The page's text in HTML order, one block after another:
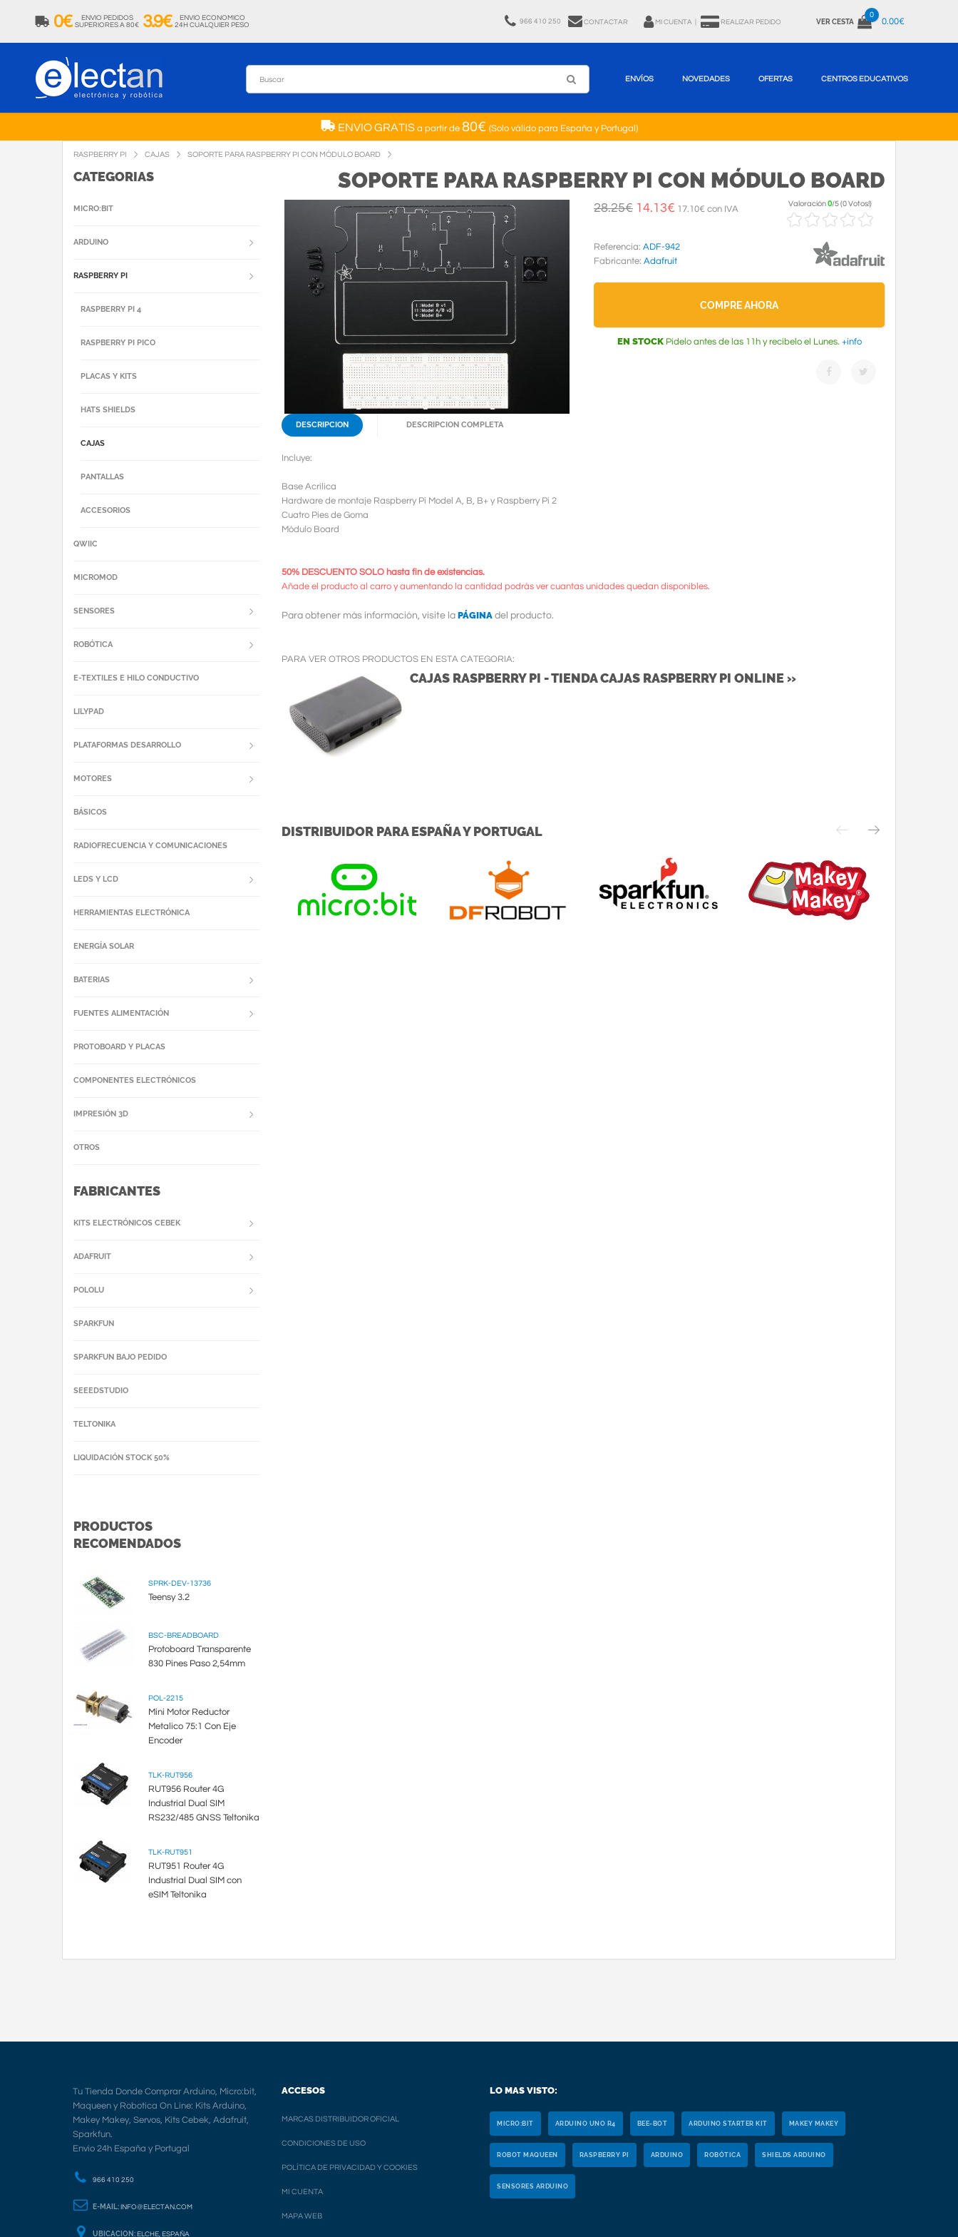
0€
ENVIO PEDIDOS
SUPERIORES A 80€ 3.9€
ENVIO ECONOMICO
24H CUALQUIER PESO
966 410 250 CONTACTAR MI CUENTA REALIZAR PEDIDO VER CESTA
0
0.00€
ENVÍOS NOVEDADES OFERTAS CENTROS EDUCATIVOS
ENVIO GRATISa partir de 80€ (Solo válido para España y Portugal)
RASPBERRY PI CAJAS SOPORTE PARA RASPBERRY PI CON MÓDULO BOARD
SOPORTE PARA RASPBERRY PI CON MÓDULO BOARD
28.25€ 14.13€ 17.10€ con IVA
Valoración0/5(0 Votos!)
Referencia: ADF-942
Fabricante: Adafruit
COMPRE AHORA
EN STOCKPídelo antes de las 11h y recíbelo el Lunes. +info
DESCRIPCION DESCRIPCION COMPLETA
Incluye:
Base Acrílica
Hardware de montaje Raspberry Pi Model A, B, B+ y Raspberry Pi 2
Cuatro Pies de Goma
Módulo Board
50% DESCUENTO SOLO hasta fin de existencias.
Añade el producto al carro y aumentando la cantidad podrás ver cuantas unidades quedan disponibles.
Para obtener más información, visite la PÁGINA del producto.
PARA VER OTROS PRODUCTOS EN ESTA CATEGORIA:
CAJAS RASPBERRY PI - TIENDA CAJAS RASPBERRY PI ONLINE »
DISTRIBUIDOR PARA ESPAÑA Y PORTUGAL
CATEGORIAS
MICRO:BIT
ARDUINO
RASPBERRY PI
RASPBERRY PI 4
RASPBERRY PI PICO
PLACAS Y KITS
HATS SHIELDS
CAJAS
PANTALLAS
ACCESORIOS
QWIIC
MICROMOD
SENSORES
ROBÓTICA
E-TEXTILES E HILO CONDUCTIVO
LILYPAD
PLATAFORMAS DESARROLLO
MOTORES
BÁSICOS
RADIOFRECUENCIA Y COMUNICACIONES
LEDS Y LCD
HERRAMIENTAS ELECTRÓNICA
ENERGÍA SOLAR
BATERIAS
FUENTES ALIMENTACIÓN
PROTOBOARD Y PLACAS
COMPONENTES ELECTRÓNICOS
IMPRESIÓN 3D
OTROS
FABRICANTES
KITS ELECTRÓNICOS CEBEK
ADAFRUIT
POLOLU
SPARKFUN
SPARKFUN BAJO PEDIDO
SEEEDSTUDIO
TELTONIKA
LIQUIDACIÓN STOCK 50%
PRODUCTOS
RECOMENDADOS
SPRK-DEV-13736
Teensy 3.2
BSC-BREADBOARD
Protoboard Transparente
830 Pines Paso 2,54mm
POL-2215
Mini Motor Reductor
Metalico 75:1 Con Eje
Encoder
TLK-RUT956
RUT956 Router 4G
Industrial Dual SIM
RS232/485 GNSS Teltonika
TLK-RUT951
RUT951 Router 4G
Industrial Dual SIM con
eSIM Teltonika
Tu Tienda Donde Comprar Arduino, Micro:bit,
Maqueen y Robotica On Line: Kits Arduino,
Makey Makey, Servos, Kits Cebek, Adafruit,
Sparkfun.
Envio 24h España y Portugal
966 410 250
E-MAIL: INFO@ELECTAN.COM
UBICACION: ELCHE, ESPAÑA
ACCESOS
MARCAS DISTRIBUIDOR OFICIAL
CONDICIONES DE USO
POLÍTICA DE PRIVACIDAD Y COOKIES
MI CUENTA
MAPA WEB
LO MAS VISTO:
MICRO:BIT ARDUINO UNO R4 BEE-BOT ARDUINO STARTER KIT MAKEY MAKEY
ROBOT MAQUEEN RASPBERRY PI ARDUINO ROBÓTICA SHIELDS ARDUINO
SENSORES ARDUINO